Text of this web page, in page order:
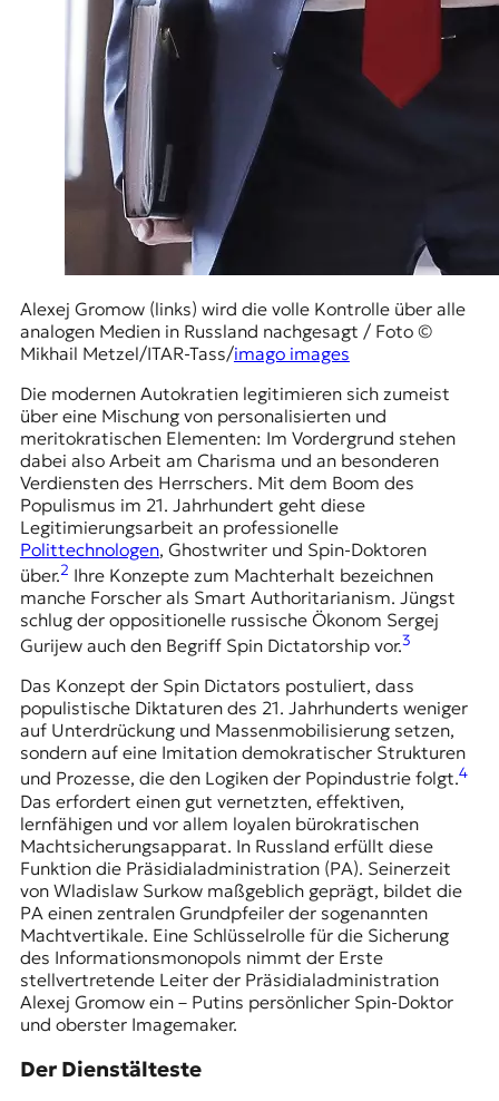
p
a
Alexej Gromow (links) wird die volle Kontrolle über alle
analogen Medien in Russland nachgesagt / Foto ©
Mikhail Metzel/ITAR-Tass/imago images
Die modernen Autokratien legitimieren sich zumeist
über eine Mischung von personalisierten und
meritokratischen Elementen: Im Vordergrund stehen
dabei also Arbeit am Charisma und an besonderen
Verdiensten des Herrschers. Mit dem Boom des
Populismus im 21. Jahrhundert geht diese
Legitimierungsarbeit an professionelle
Polittechnologen, Ghostwriter und Spin-Doktoren
über.2 Ihre Konzepte zum Machterhalt bezeichnen
manche Forscher als Smart Authoritarianism. Jüngst
schlug der oppositionelle russische Ökonom Sergej
Gurijew auch den Begriff Spin Dictatorship vor.3
Das Konzept der Spin Dictators postuliert, dass
populistische Diktaturen des 21. Jahrhunderts weniger
auf Unterdrückung und Massenmobilisierung setzen,
sondern auf eine Imitation demokratischer Strukturen
und Prozesse, die den Logiken der Popindustrie folgt.4
Das erfordert einen gut vernetzten, effektiven,
lernfähigen und vor allem loyalen bürokratischen
Machtsicherungsapparat. In Russland erfüllt diese
Funktion die Präsidialadministration (PA). Seinerzeit
von Wladislaw Surkow maßgeblich geprägt, bildet die
PA einen zentralen Grundpfeiler der sogenannten
Machtvertikale. Eine Schlüsselrolle für die Sicherung
des Informationsmonopols nimmt der Erste
stellvertretende Leiter der Präsidialadministration
Alexej Gromow ein – Putins persönlicher Spin-Doktor
und oberster Imagemaker.
Der Dienstälteste